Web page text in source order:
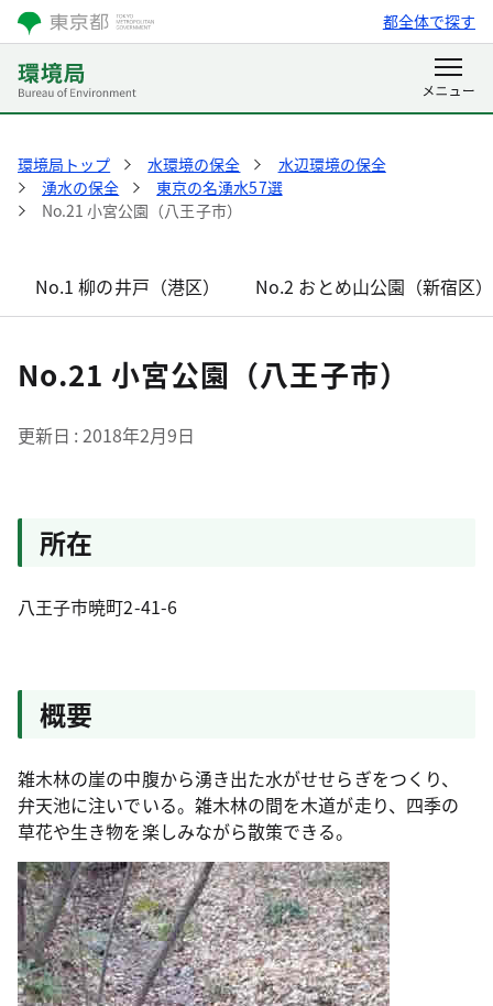
都全体で探す
環境局トップ 水環境の保全
水辺環境の保全
湧水の保全
東京の名湧水57選
No.21 小宮公園（八王子市）
No.1 柳の井戸（港区） No.2 おとめ山公園（新宿区）
No.21 小宮公園（八王子市）
更新日 2018年2月9日
所在
八王子市暁町2-41-6
概要
雑木林の崖の中腹から湧き出た水がせせらぎをつくり、
弁天池に注いでいる。雑木林の間を木道が走り、四季の
草花や生き物を楽しみながら散策できる。